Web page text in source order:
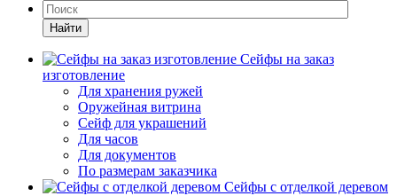
Найти
Сейфы на заказ
изготовление
Для хранения ружей
Оружейная витрина
Сейф для украшений
Для часов
Для документов
По размерам заказчика
Сейфы с отделкой деревом